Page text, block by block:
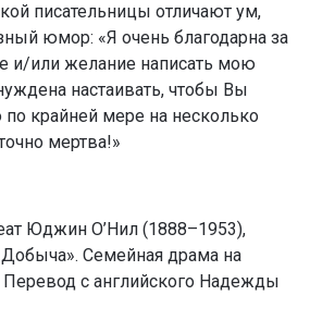
писательницы отличают ум,
юмор: «Я очень благодарна за
и/или желание написать мою
настаивать, чтобы Вы
по крайней мере на несколько
мертва!»
Юджин О’Нил (1888–1953),
Семейная драма на
Перевод с английского Надежды